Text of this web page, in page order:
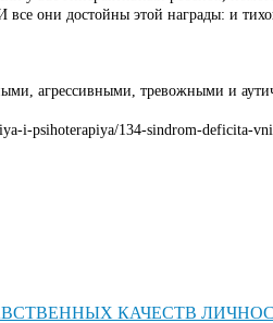
все они достойны этой награды: и
агрессивными, тревожными и
i-psihoterapiya/134-sindrom-deficita-
КАЧЕСТВ